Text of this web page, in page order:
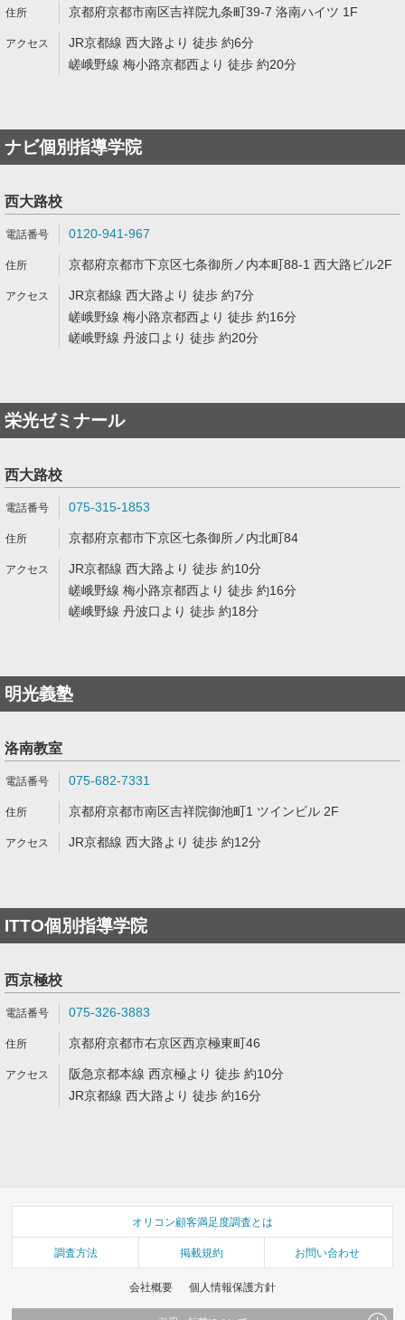
京都府京都市南区吉祥院九条町39-7 洛南ハイツ 1F
JR京都線 西大路より 徒歩 約6分
嵯峨野線 梅小路京都西より 徒歩 約20分
ナビ個別指導学院
西大路校
0120-941-967
京都府京都市下京区七条御所ノ内本町88-1 西大路ビル2F
JR京都線 西大路より 徒歩 約7分
嵯峨野線 梅小路京都西より 徒歩 約16分
嵯峨野線 丹波口より 徒歩 約20分
栄光ゼミナール
西大路校
075-315-1853
京都府京都市下京区七条御所ノ内北町84
JR京都線 西大路より 徒歩 約10分
嵯峨野線 梅小路京都西より 徒歩 約16分
嵯峨野線 丹波口より 徒歩 約18分
明光義塾
洛南教室
075-682-7331
京都府京都市南区吉祥院御池町1 ツインビル 2F
JR京都線 西大路より 徒歩 約12分
ITTO個別指導学院
西京極校
075-326-3883
京都府京都市右京区西京極東町46
阪急京都本線 西京極より 徒歩 約10分
JR京都線 西大路より 徒歩 約16分
オリコン顧客満足度調査とは
調査方法 掲載規約 お問い合わせ
会社概要 個人情報保護方針